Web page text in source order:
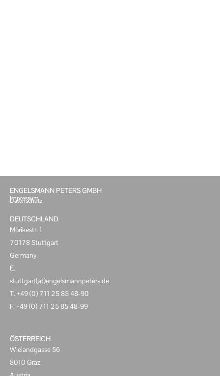
ENGELSMANN PETERS GMBH
Impressum
Datenschutz
DEUTSCHLAND
Mörikestr. 1
70178 Stuttgart
Germany
E.
stuttgart(at)engelsmannpeters.de
T. +49 (0) 711 25 85 48-90
F. +49 (0) 711 25 85 48-99
ÖSTERREICH
Wielandgasse 56
8010 Graz